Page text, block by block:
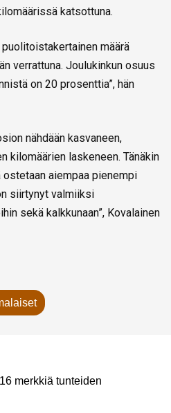
katsottuna.
määrä
verrattuna. Joulukinkun osuus
on 20 prosenttia”, hän
nähdään kasvaneen,
kilomäärien laskeneen. Tänäkin
aiempaa pienempi
siirtynyt valmiiksi
sekä kalkkunaan”, Kovalainen
merkkiä tunteiden